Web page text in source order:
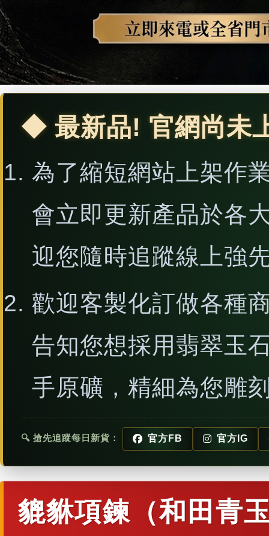
◆ 最新品! 官網尚未
為了縮短網站上架作
會立即更新產品於各
迎您隨時追蹤線上強
歡迎客製化訂做各種
告知您想採用翡翠玉
手原礦，精細為您雕
🔍 搶先追蹤每日新貨： 官方FB 官方IG
貔貅項鍊（和田青